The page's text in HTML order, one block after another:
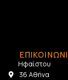
Ηφαίστου
36 Αθήνα